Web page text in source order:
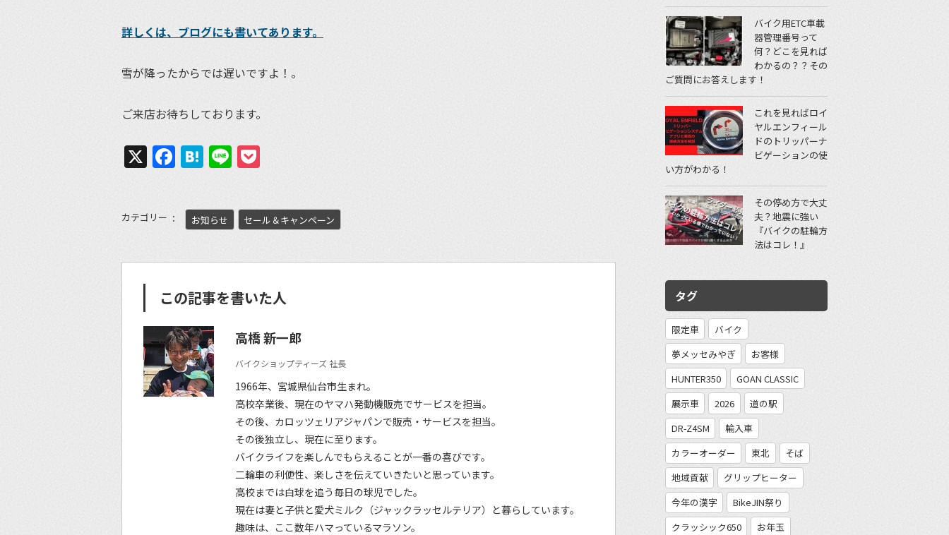
詳しくは、ブログにも書いてあります。
雪が降ったからでは遅いですよ！。
ご来店お待ちしております。
X Facebook
Hatena
Line
カテゴリー お知らせ セール＆キャンペーン
この記事を書いた人
高橋 新一郎
バイクショップティーズ 社長
1966年、宮城県仙台市生まれ。
高校卒業後、現在のヤマハ発動機販売でサービスを担当。
その後、カロッツェリアジャパンで販売・サービスを担当。
その後独立し、現在に至ります。
バイクライフを楽しんでもらえることが一番の喜びです。
二輪車の利便性、楽しさを伝えていきたいと思っています。
高校までは白球を追う毎日の球児でした。
現在は妻と子供と愛犬ミルク（ジャックラッセルテリア）と暮らしています。
趣味は、ここ数年ハマっているマラソン。
バイク用ETC車載
器管理番号って
何？どこを見れば
わかるの？？その
ご質問にお答えします！
これを見ればロイ
ヤルエンフィール
ドのトリッパーナ
ビゲーションの使
い方がわかる！
その停め方で大丈
夫？地震に強い
『バイクの駐輪方
法はコレ！』
タグ
限定車
バイク
夢メッセみやぎ
お客様
HUNTER350
GOAN CLASSIC
展示車
2026
道の駅
DR-Z4SM
輸入車
カラーオーダー
東北
そば
地域貢献
グリップヒーター
今年の漢字
BikeJIN祭り
クラッシック650
お年玉